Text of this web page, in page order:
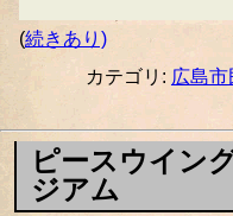
(続きあり)
カテゴリ: 広島
ピースウイン
ジアム